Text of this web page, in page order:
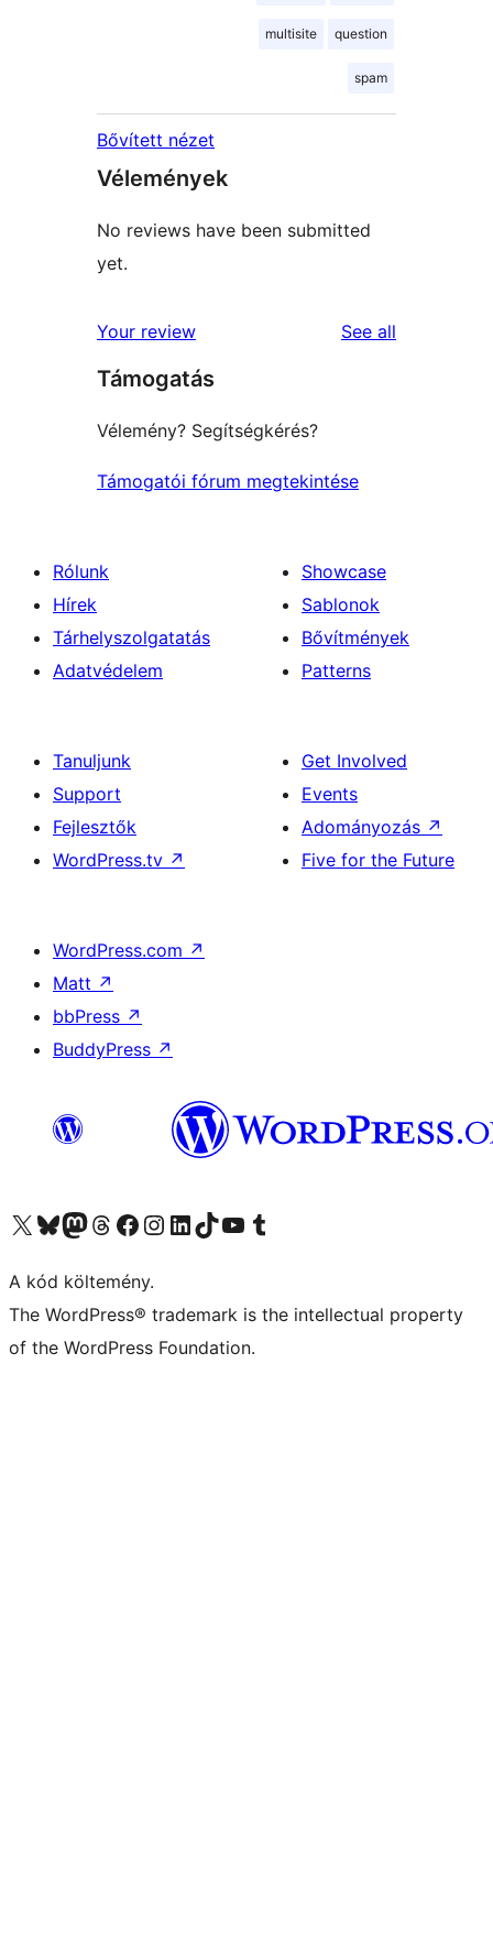
multisite question
spam
Bővített nézet
Vélemények
No reviews have been submitted
yet.
Your review See all
Támogatás
Vélemény? Segítségkérés?
Támogatói fórum megtekintése
Rólunk
Hírek
Tárhelyszolgatatás
Adatvédelem
Showcase
Sablonok
Bővítmények
Patterns
Tanuljunk
Support
Fejlesztők
WordPress.tv ↗
Get Involved
Events
Adományozás ↗
Five for the Future
WordPress.com ↗
Matt ↗
bbPress ↗
BuddyPress ↗
Visit our X (formerly Twitter) account
Visit our Bluesky account
Twitter csatornánk
Visit our Threads account
Facebook oldalunk megtekintése
Visit our Instagram account
Visit our LinkedIn account
Visit our TikTok account
Visit our YouTube channel
Visit our Tumblr account
A kód költemény.
The WordPress® trademark is the intellectual property
of the WordPress Foundation.